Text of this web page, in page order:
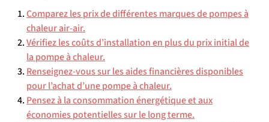
Comparez les prix de différentes marques de pompes à
chaleur air-air.
Vérifiez les coûts d’installation en plus du prix initial de
la pompe à chaleur.
Renseignez-vous sur les aides financières disponibles
pour l’achat d’une pompe à chaleur.
Pensez à la consommation énergétique et aux
économies potentielles sur le long terme.